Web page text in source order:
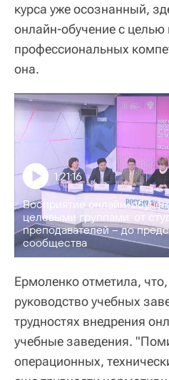
курса уже осознанный,
онлайн-обучение с
профессиональных
она.
Восприятие онлайн-
целевыми группами: от
преподавателей – до
сообщества
1:21:16
Ермоленко отметила,
руководство учебных
трудностях внедрения
учебные заведения.
операционных,